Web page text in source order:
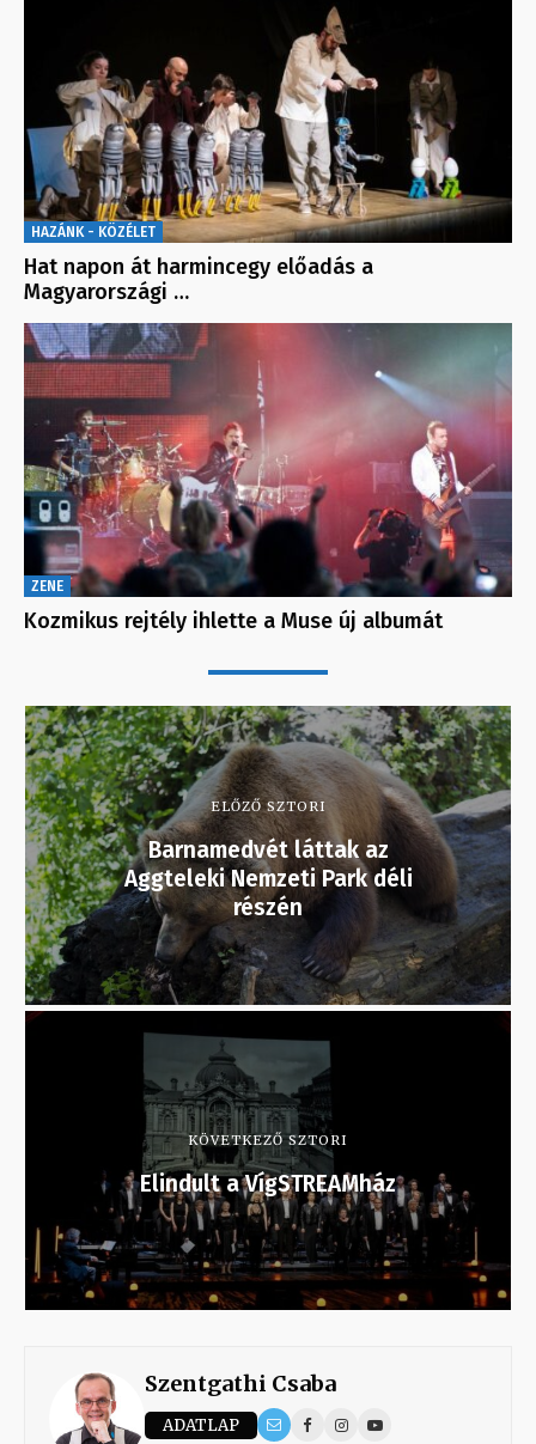
HAZÁNK - KÖZÉLET
Hat napon át harmincegy előadás a
Magyarországi …
ZENE
Kozmikus rejtély ihlette a Muse új albumát
ELŐZŐ SZTORI
Barnamedvét láttak az
Aggteleki Nemzeti Park déli
részén
KÖVETKEZŐ SZTORI
Elindult a VígSTREAMház
Szentgathi Csaba
ADATLAP